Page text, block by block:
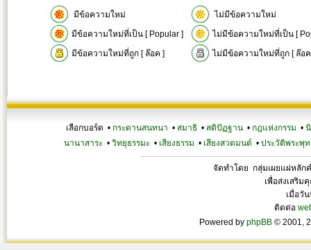
มีข้อความใหม่
ไม่มีข้อความใหม่
มีข้อความใหม่ที่เป็น [ Popular ]
ไม่มีข้อความใหม่ที่เป็น [
มีข้อความใหม่ที่ถูก [ ล๊อค ]
ไม่มีข้อความใหม่ที่ถูก [ ล๊อ
เลือกบอร์ด • กระดานสนทนา • สมาธิ • สติปัฏฐาน • กฎแห่งกรรม •
นานาสาระ• วิทยุธรรมะ• เสียงธรรม • เสียงสวดมนต์ • ประวัติพระพุท
จัดทำโดย กลุ่มเผยแผ่หลัก
เพื่อส่งเสริม
เมื่อวั
ติดต่อ
Powered by phpBB © 2001,